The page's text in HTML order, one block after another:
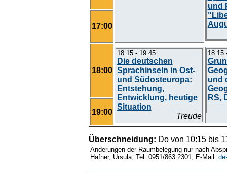
und
17:00
18:00
18:15 - 19:45
Die deutschen
Sprachinseln in Ost-
und Südosteuropa:
Entstehung,
Entwicklung, heutige
Situation
Treude
18:15
und
RS,
19:00
Überschneidung: Do von 10:15 bis
Änderungen der Raumbelegung nur nach
Hafner, Ursula, Tel. 0951/863 2301, E-Mail: